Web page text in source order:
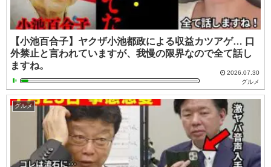
【小池百合子】ヤクザ小池都政による収益カツアゲ… 口
外禁止と言われていますが、我慢の限界なので全て話し
ますね。
2026.07.30
グルメ
グルメ